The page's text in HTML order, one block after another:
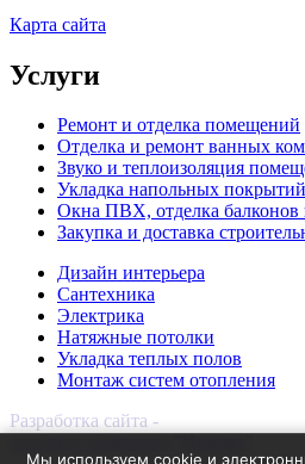
Карта сайта
Услуги
Ремонт и отделка помещений
Отделка и ремонт ванных
Звуко и теплоизоляция
Укладка напольных покрытий
Окна ПВХ, отделка
Закупка и доставка
Дизайн интерьера
Сантехника
Электрика
Натяжные потолки
Укладка теплых полов
Монтаж систем отопления
Разработка сайта -
Мы используем cookie и